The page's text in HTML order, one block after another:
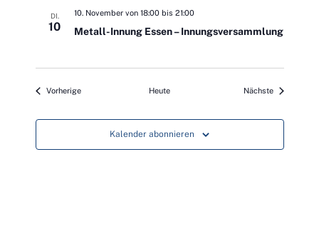
DI.
10 Metall-Innung Essen – Innungsversammlung
10. November von 18:00bis 21:00
VorherigeVeranstaltungen Heute Nächste
Kalender abonnieren